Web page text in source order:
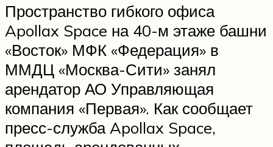
Пространство гибкого офиса
Apollax Space на 40-м этаже башни
«Восток» МФК «Федерация» в
ММДЦ «Москва-Сити» занял
арендатор АО Управляющая
компания «Первая». Как сообщает
пресс-служба Apollax Space,